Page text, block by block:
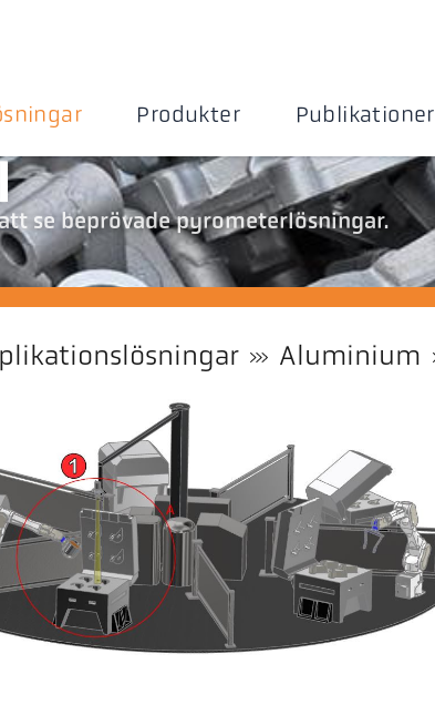
Produkter Publikationer
se beprövade pyrometerlösningar.
Aluminium